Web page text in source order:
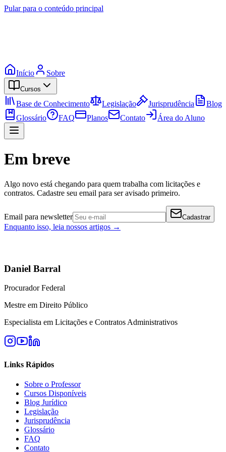
Pular para o conteúdo principal
Início Sobre
Cursos
Base de Conhecimento Legislação Jurisprudência
Blog
Glossário
FAQ Planos Contato Área do Aluno
Em breve
Algo novo está chegando para quem trabalha com licitações e
contratos. Cadastre seu email para ser avisado primeiro.
Email para newsletter Cadastrar
Enquanto isso, leia nossos artigos →
Daniel Barral
Procurador Federal
Mestre em Direito Público
Especialista em Licitações e Contratos Administrativos
Links Rápidos
Sobre o Professor
Cursos Disponíveis
Blog Jurídico
Legislação
Jurisprudência
Glossário
FAQ
Contato